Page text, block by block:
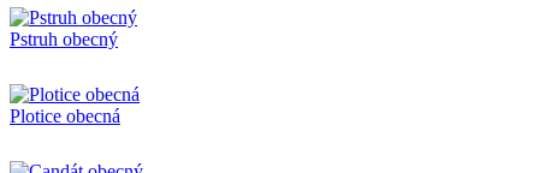
Pstruh obecný
Plotice obecná